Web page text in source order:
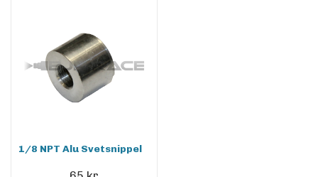
1/8 NPT Alu Svetsnippel